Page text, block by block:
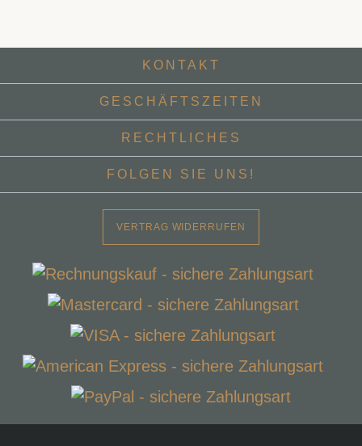
KONTAKT
GESCHÄFTSZEITEN
RECHTLICHES
FOLGEN SIE UNS!
VERTRAG WIDERRUFEN